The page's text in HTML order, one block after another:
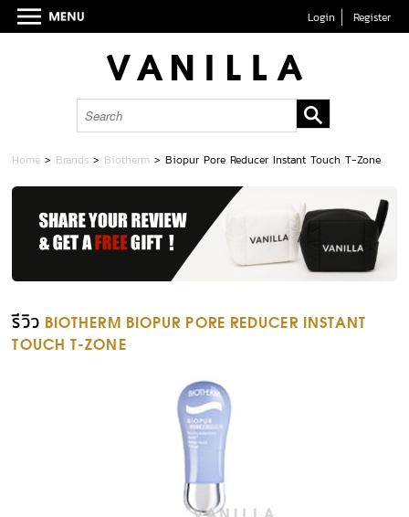
Login Register
Home > Brands > Biotherm >Biopur Pore Reducer Instant Touch T-Zone
รีวิว BIOTHERM BIOPUR PORE REDUCER INSTANT
TOUCH T-ZONE